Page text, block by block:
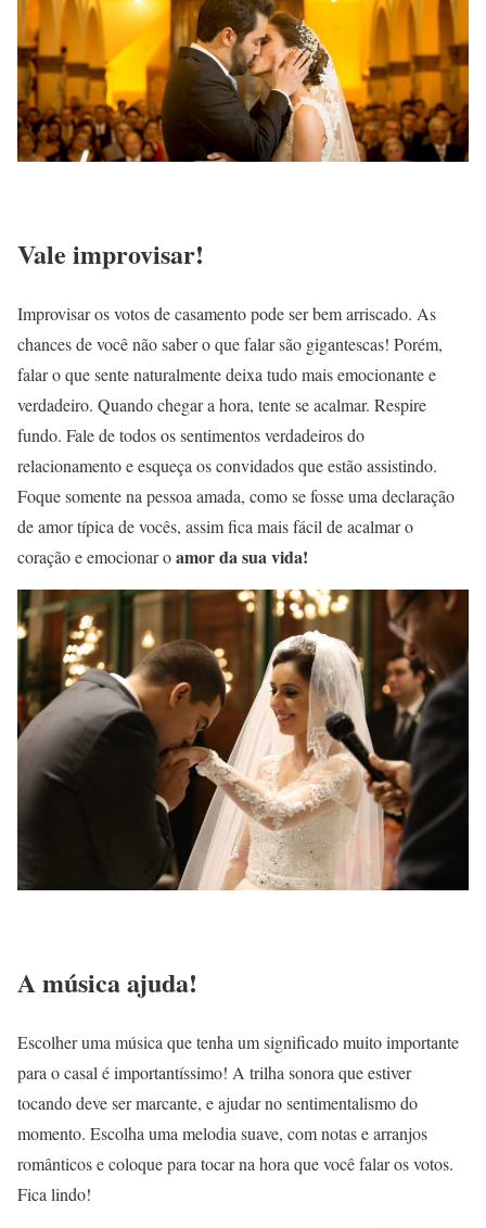
Vale improvisar!
Improvisar os votos de casamento pode ser bem arriscado. As
chances de você não saber o que falar são gigantescas! Porém,
falar o que sente naturalmente deixa tudo mais emocionante e
verdadeiro. Quando chegar a hora, tente se acalmar. Respire
fundo. Fale de todos os sentimentos verdadeiros do
relacionamento e esqueça os convidados que estão assistindo.
Foque somente na pessoa amada, como se fosse uma declaração
de amor típica de vocês, assim fica mais fácil de acalmar o
coração e emocionar oamor da sua vida!
A música ajuda!
Escolher uma música que tenha um significado muito importante
para o casal é importantíssimo! A trilha sonora que estiver
tocando deve ser marcante, e ajudar no sentimentalismo do
momento. Escolha uma melodia suave, com notas e arranjos
românticos e coloque para tocar na hora que você falar os votos.
Fica lindo!